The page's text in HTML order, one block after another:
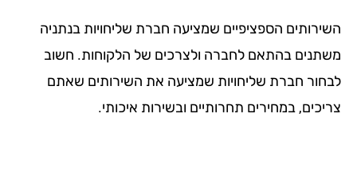
הספציפיים שמציעה חברת שליחויות בנתניה
בהתאם לחברה ולצרכים של הלקוחות. חשוב
חברת שליחויות שמציעה את השירותים שאתם
במחירים תחרותיים ובשירות איכותי.